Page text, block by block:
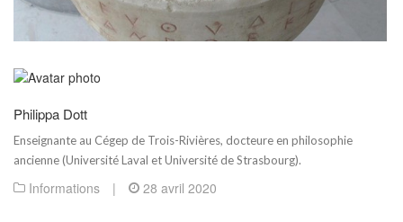
Philippa Dott
Enseignante au Cégep de Trois-Rivières, docteure en philosophie
ancienne (Université Laval et Université de Strasbourg).
Informations | 28 avril 2020